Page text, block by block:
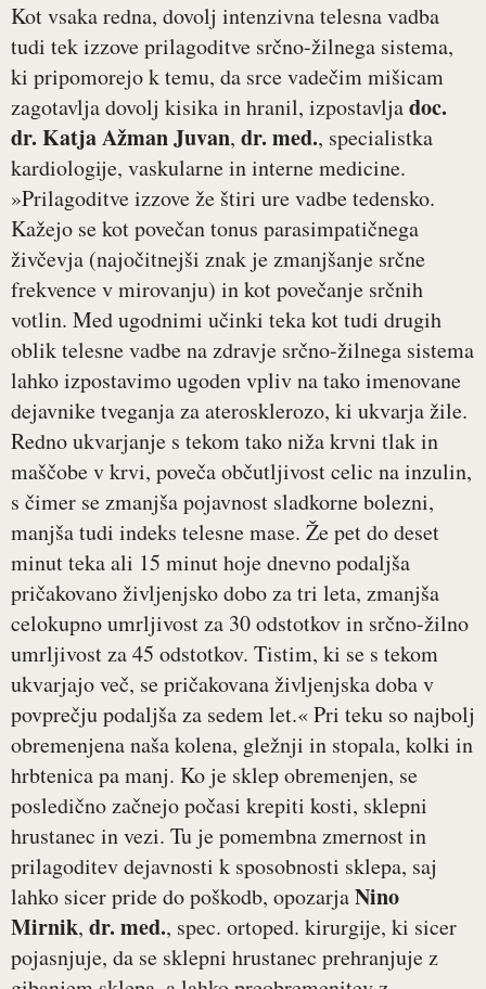
Kot vsaka redna, dovolj intenzivna telesna vadba
tudi tek izzove prilagoditve srčno-žilnega sistema,
ki pripomorejo k temu, da srce vadečim mišicam
zagotavlja dovolj kisika in hranil, izpostavljadoc.
dr. Katja Ažman Juvan, dr. med., specialistka
kardiologije, vaskularne in interne medicine.
»Prilagoditve izzove že štiri ure vadbe tedensko.
Kažejo se kot povečan tonus parasimpatičnega
živčevja (najočitnejši znak je zmanjšanje srčne
frekvence v mirovanju) in kot povečanje srčnih
votlin. Med ugodnimi učinki teka kot tudi drugih
oblik telesne vadbe na zdravje srčno-žilnega sistema
lahko izpostavimo ugoden vpliv na tako imenovane
dejavnike tveganja za aterosklerozo, ki ukvarja žile.
Redno ukvarjanje s tekom tako niža krvni tlak in
maščobe v krvi, poveča občutljivost celic na inzulin,
s čimer se zmanjša pojavnost sladkorne bolezni,
manjša tudi indeks telesne mase. Že pet do deset
minut teka ali 15 minut hoje dnevno podaljša
pričakovano življenjsko dobo za tri leta, zmanjša
celokupno umrljivost za 30 odstotkov in srčno-žilno
umrljivost za 45 odstotkov. Tistim, ki se s tekom
ukvarjajo več, se pričakovana življenjska doba v
povprečju podaljša za sedem let.« Pri teku so najbolj
obremenjena naša kolena, gležnji in stopala, kolki in
hrbtenica pa manj. Ko je sklep obremenjen, se
posledično začnejo počasi krepiti kosti, sklepni
hrustanec in vezi. Tu je pomembna zmernost in
prilagoditev dejavnosti k sposobnosti sklepa, saj
lahko sicer pride do poškodb, opozarjaNino
Mirnik, dr. med., spec. ortoped. kirurgije, ki sicer
pojasnjuje, da se sklepni hrustanec prehranjuje z